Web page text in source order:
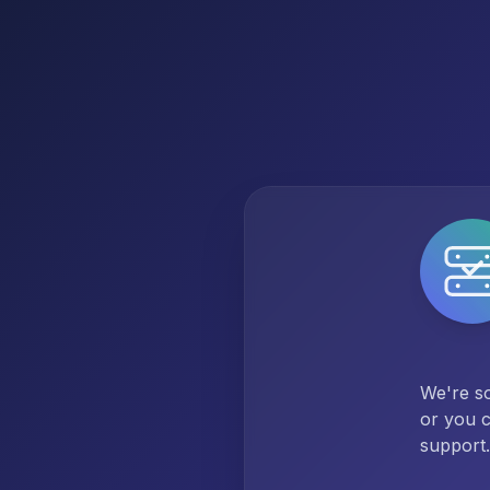
We're
or you
support.